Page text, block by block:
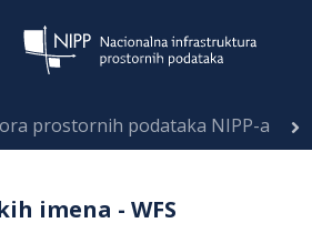
prostornih podataka NIPP-a
imena - WFS